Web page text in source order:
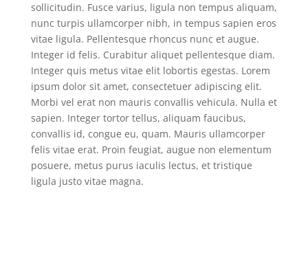
sollicitudin. Fusce varius, ligula non tempus aliquam,
nunc turpis ullamcorper nibh, in tempus sapien eros
vitae ligula. Pellentesque rhoncus nunc et augue.
Integer id felis. Curabitur aliquet pellentesque diam.
Integer quis metus vitae elit lobortis egestas. Lorem
ipsum dolor sit amet, consectetuer adipiscing elit.
Morbi vel erat non mauris convallis vehicula. Nulla et
sapien. Integer tortor tellus, aliquam faucibus,
convallis id, congue eu, quam. Mauris ullamcorper
felis vitae erat. Proin feugiat, augue non elementum
posuere, metus purus iaculis lectus, et tristique
ligula justo vitae magna.